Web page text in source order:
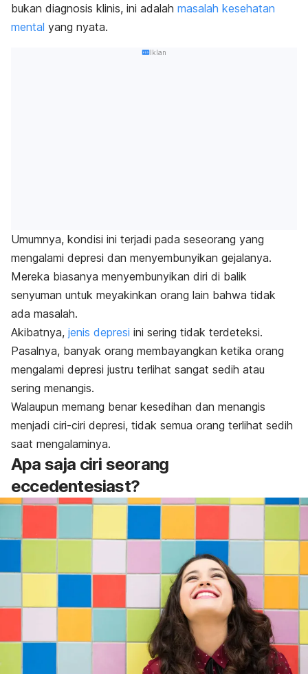
bukan diagnosis klinis, ini adalah masalah kesehatan
mental yang nyata.
Iklan
Umumnya, kondisi ini terjadi pada seseorang yang
mengalami depresi dan menyembunyikan gejalanya.
Mereka biasanya menyembunyikan diri di balik
senyuman untuk meyakinkan orang lain bahwa tidak
ada masalah.
Akibatnya, jenis depresi ini sering tidak terdeteksi.
Pasalnya, banyak orang membayangkan ketika orang
mengalami depresi justru terlihat sangat sedih atau
sering menangis.
Walaupun memang benar kesedihan dan menangis
menjadi ciri-ciri depresi, tidak semua orang terlihat sedih
saat mengalaminya.
Apa saja ciri seorang
eccedentesiast?